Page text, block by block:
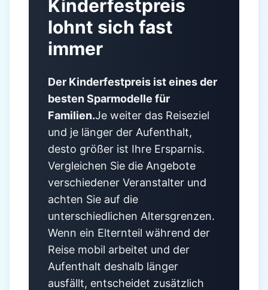
Kinderfestpreis
lohnt sich fast
immer
Der Kinderfestpreis ist eines der
besten Sparmodelle für
Familien.Je weiter das Reiseziel
und je länger der Aufenthalt,
desto größer ist Ihre Ersparnis.
Vergleichen Sie die Angebote
verschiedener Veranstalter und
achten Sie auf die
unterschiedlichen Altersgrenzen.
Wenn ein Elternteil während der
Reise mobil arbeitet und der
Aufenthalt deshalb länger
ausfällt, entscheidet zusätzlich